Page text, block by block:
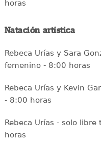
horas
Natación artística
Rebeca Urías y Sara
femenino - 8:00 horas
Rebeca Urías y Kevin
- 8:00 horas
Rebeca Urías - solo
horas